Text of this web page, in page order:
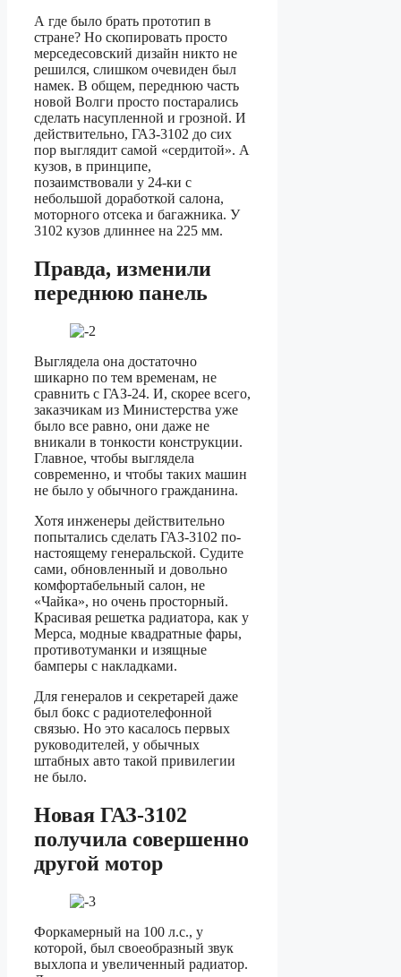
А где было брать прототип в
стране? Но скопировать просто
мерседесовский дизайн никто не
решился, слишком очевиден был
намек. В общем, переднюю часть
новой Волги просто постарались
сделать насупленной и грозной. И
действительно, ГАЗ-3102 до сих
пор выглядит самой «сердитой». А
кузов, в принципе,
позаимствовали у 24-ки с
небольшой доработкой салона,
моторного отсека и багажника. У
3102 кузов длиннее на 225 мм.
Правда, изменили
переднюю панель
Выглядела она достаточно
шикарно по тем временам, не
сравнить с ГАЗ-24. И, скорее всего,
заказчикам из Министерства уже
было все равно, они даже не
вникали в тонкости конструкции.
Главное, чтобы выглядела
современно, и чтобы таких машин
не было у обычного гражданина.
Хотя инженеры действительно
попытались сделать ГАЗ-3102 по-
настоящему генеральской. Судите
сами, обновленный и довольно
комфортабельный салон, не
«Чайка», но очень просторный.
Красивая решетка радиатора, как у
Мерса, модные квадратные фары,
противотуманки и изящные
бамперы с накладками.
Для генералов и секретарей даже
был бокс с радиотелефонной
связью. Но это касалось первых
руководителей, у обычных
штабных авто такой привилегии
не было.
Новая ГАЗ-3102
получила совершенно
другой мотор
Форкамерный на 100 л.с., у
которой, был своеобразный звук
выхлопа и увеличенный радиатор.